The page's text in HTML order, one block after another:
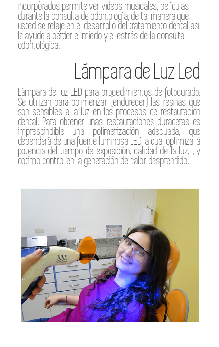
incorporados permite ver videos musicales, películas
durante la consulta de odontología, de tal manera que
usted se relaje en el desarrollo del tratamiento dental asi
le ayude a perder el miedo y el estrés de la consulta
odontológica.
Lámpara de Luz Led
Lámpara de luz LED para procedimientos de fotocurado.
Se utilizan para polimerizar (endurecer) las resinas que
son sensibles a la luz en los procesos de restauración
dental. Para obtener unas restauraciones duraderas es
imprescindible una polimerización adecuada, que
dependerá de una fuente luminosa LED la cual optimiza la
potencia del tiempo de exposición, calidad de la luz, , y
optimo control en la generación de calor desprendido.